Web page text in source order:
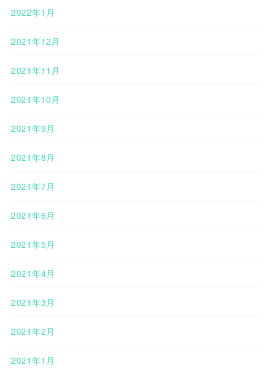
2022年1月
2021年12月
2021年11月
2021年10月
2021年9月
2021年8月
2021年7月
2021年6月
2021年5月
2021年4月
2021年3月
2021年2月
2021年1月